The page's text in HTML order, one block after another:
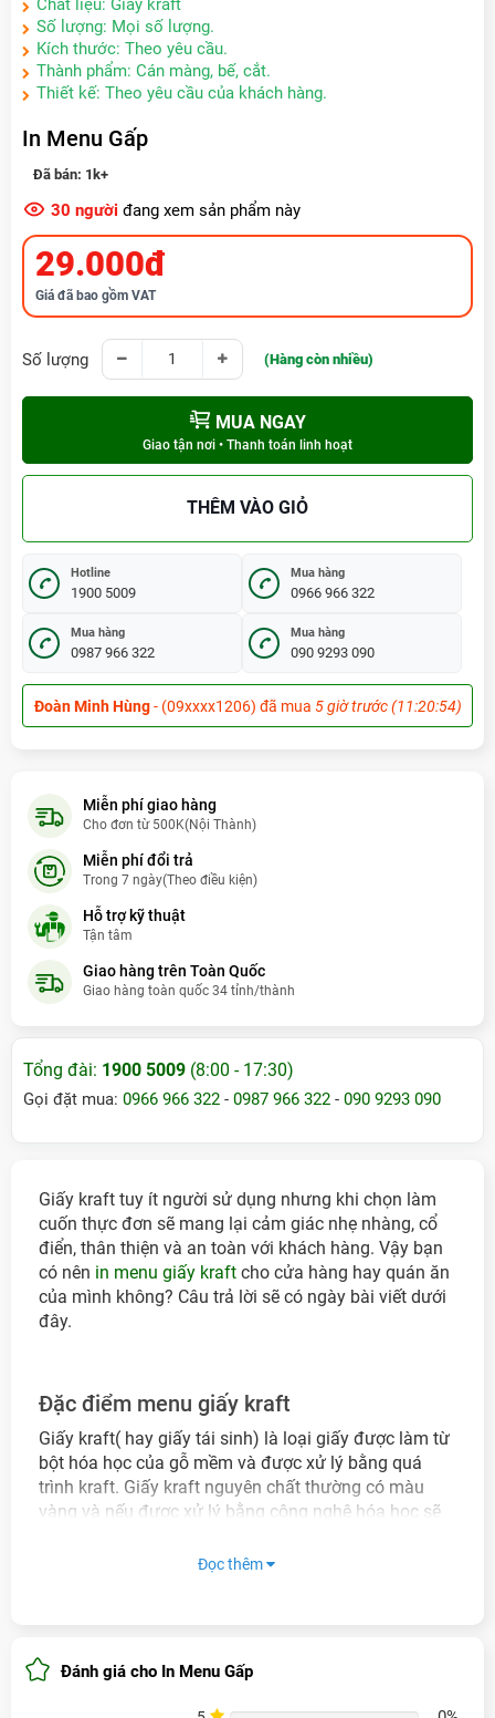
Chất liệu: Giấy kraft
Số lượng: Mọi số lượng.
Kích thước: Theo yêu cầu.
Thành phẩm: Cán màng, bế, cắt.
Thiết kế: Theo yêu cầu của khách hàng.
In Menu Gấp
Đã bán: 1k+
30 người đang xem sản phẩm này
29.000đ
Giá đã bao gồm VAT
Số lượng (Hàng còn nhiều)
MUA NGAY
Giao tận nơi • Thanh toán linh hoạt
THÊM VÀO GIỎ
Hotline
1900 5009
Mua hàng
0966 966 322
Mua hàng
0987 966 322
Mua hàng
090 9293 090
Đoàn Minh Hùng- (09xxxx1206) đã mua 5 giờ trước (11:20:54)
Hoà Thò Aùnh Hoàng
(09:20:54)
Lê PHáp- (09xxxx3685) đã mua
Đặng Thu Thuỷ
hà thái Tuấn- (09xxxx9211) đã mua
Đỗ Minh Tuấn- (09xxxx8498) đã muahôm qua
Miễn phí giao hàng
Cho đơn từ 500K(Nội Thành)
Miễn phí đổi trả
Trong 7 ngày(Theo điều kiện)
Hỗ trợ kỹ thuật
Tận tâm
Giao hàng trên Toàn Quốc
Giao hàng toàn quốc 34 tỉnh/thành
Tổng đài: 1900 5009 (8:00 - 17:30)
Gọi đặt mua: 0966 966 322 - 0987 966 322 - 090 9293 090
Giấy kraft tuy ít người sử dụng nhưng khi chọn làm
cuốn thực đơn sẽ mang lại cảm giác nhẹ nhàng, cổ
điển, thân thiện và an toàn với khách hàng. Vậy bạn
có nên in menu giấy kraft cho cửa hàng hay quán ăn
của mình không? Câu trả lời sẽ có ngày bài viết dưới
đây.
Đặc điểm menu giấy kraft
Giấy kraft( hay giấy tái sinh) là loại giấy được làm từ
bột hóa học của gỗ mềm và được xử lý bằng quá
trình kraft. Giấy kraft nguyên chất thường có màu
vàng và nếu được xử lý bằng công nghệ hóa học sẽ
In menu giấy kraft được sử dụng khá rộng rãi trong
Đọc thêm
Đánh giá cho In Menu Gấp